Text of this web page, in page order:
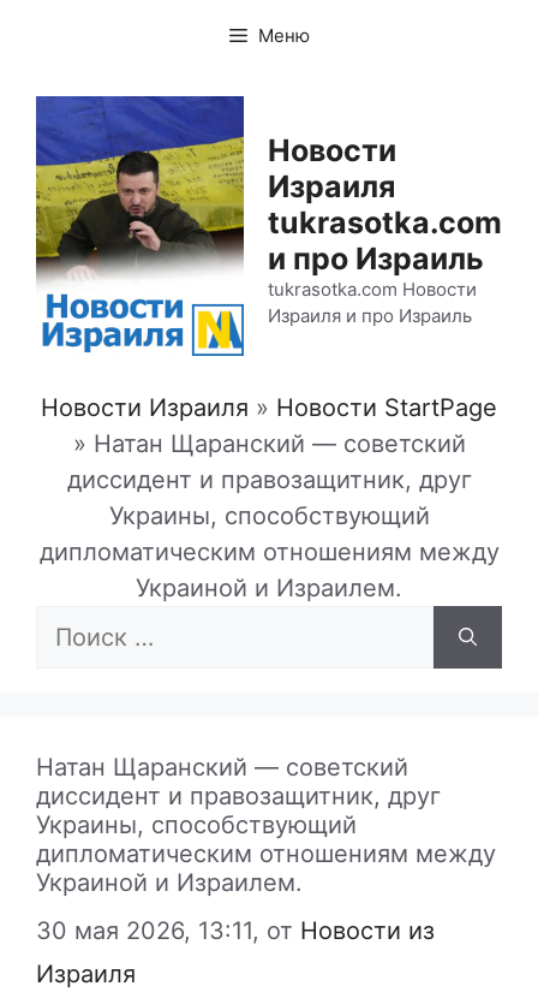
содержимому
Меню
Новости
Израиля
tukrasotka.com
и про Израиль
tukrasotka.com Новости
Израиля и про Израиль
Новости Израиля » Новости StartPage
» Натан Щаранский — советский
диссидент и правозащитник, друг
Украины, способствующий
дипломатическим отношениям между
Украиной и Израилем.
Поиск:
Натан Щаранский — советский
диссидент и правозащитник, друг
Украины, способствующий
дипломатическим отношениям между
Украиной и Израилем.
30 мая 2026, 13:11, от Новости из
Израиля